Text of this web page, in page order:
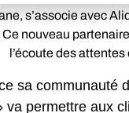
politique
Expérience de
s’associe avec
nouveau
l’écoute des
sa communauté
permettre aux